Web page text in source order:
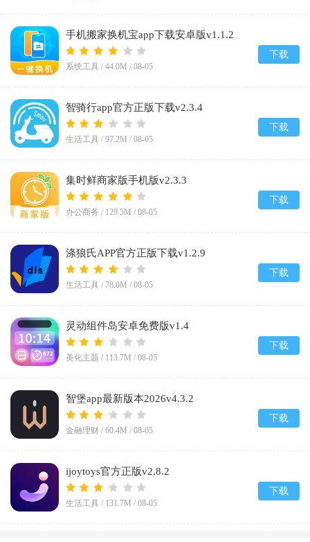
手机搬家换机宝app下载安卓版v1.1.2
系统工具 / 44.0M / 08-05
下载
智骑行app官方正版下载v2.3.4
生活工具 / 97.2M / 08-05
下载
集时鲜商家版手机版v2.3.3
办公商务 / 129.5M / 08-05
下载
涤狼氏APP官方正版下载v1.2.9
生活工具 / 78.0M / 08-05
下载
灵动组件岛安卓免费版v1.4
美化主题 / 113.7M / 08-05
下载
智堡app最新版本2026v4.3.2
金融理财 / 60.4M / 08-05
下载
ijoytoys官方正版v2.8.2
生活工具 / 131.7M / 08-05
下载